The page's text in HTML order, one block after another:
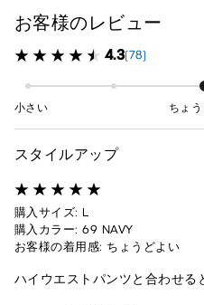
お客様のレビュー
4.3(78)
小さい ちょ
スタイルアップ
購入サイズ: L
購入カラー: 69 NAVY
お客様の着用感: ちょうどよい
ハイウエストパンツと合わせる